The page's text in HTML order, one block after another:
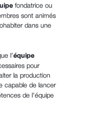
fondatrice ou
sont animés
dans une
l’équipe
pour
la production
capable de lancer
de l’équipe